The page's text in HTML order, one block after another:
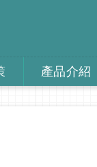
產品介紹